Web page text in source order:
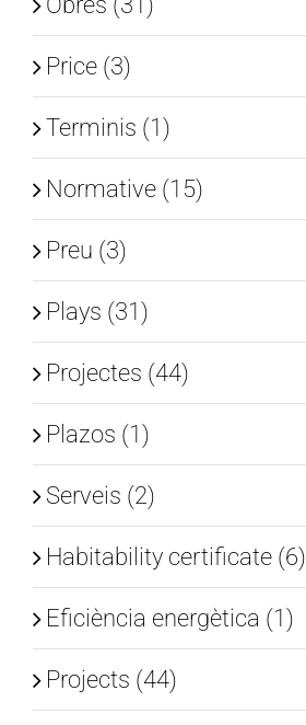
Price (3)
Terminis (1)
Normative (15)
Preu (3)
Plays (31)
Projectes (44)
Plazos (1)
Serveis (2)
Habitability certificate (6)
Eficiència energètica (1)
Projects (44)